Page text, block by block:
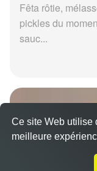
Fêta rôtie,
pickles du
sauc...
Ce site Web utilise
meilleure